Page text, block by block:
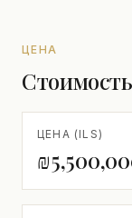
ЦЕНА
Стоимость
ЦЕНА (ILS)